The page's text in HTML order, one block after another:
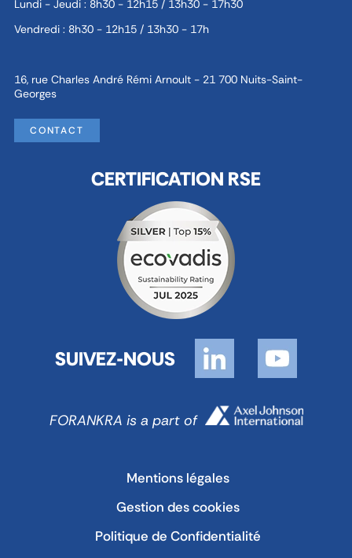
Lundi - Jeudi : 8h30 - 12h15 / 13h30 - 17h30
Vendredi : 8h30 - 12h15 / 13h30 - 17h
16, rue Charles André Rémi Arnoult - 21 700 Nuits-Saint-
Georges
CONTACT
CERTIFICATION RSE
SUIVEZ-NOUS
FORANKRA is a part of
Mentions légales
Gestion des cookies
Politique de Confidentialité